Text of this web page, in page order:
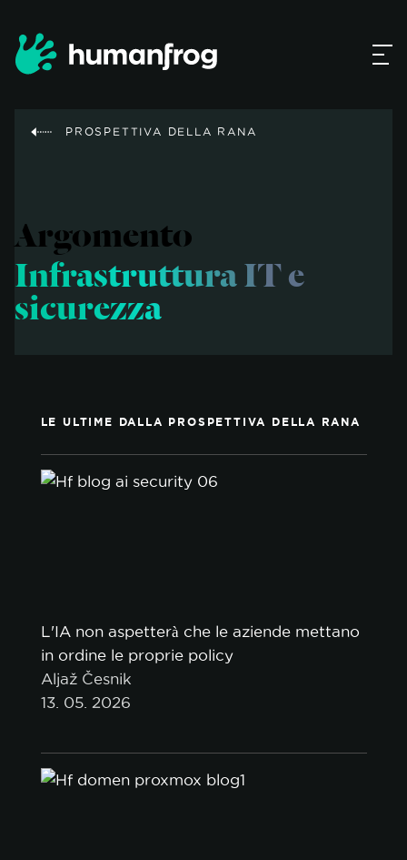
PROSPETTIVA DELLA RANA
Argomento
Infrastruttura IT e
sicurezza
LE ULTIME DALLA PROSPETTIVA DELLA RANA
L'IA non aspetterà che le aziende mettano
in ordine le proprie policy
Aljaž Česnik
13. 05. 2026